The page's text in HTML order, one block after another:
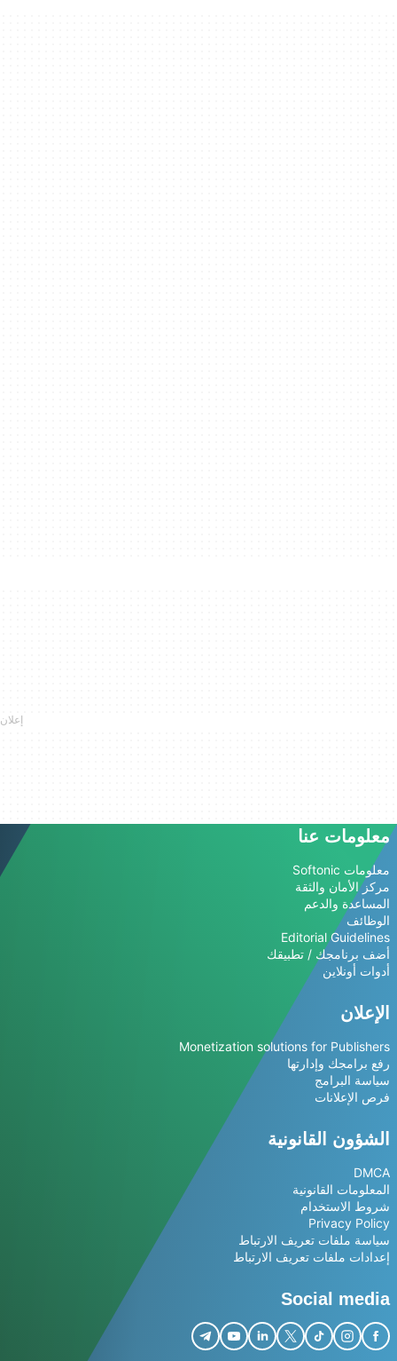
معلومات عنا
معلومات Softonic
مركز الأمان والثقة
المساعدة والدعم
الوظائف
Editorial Guidelines
أضف برنامجك / تطبيقك
أدوات أونلاين
الإعلان
Monetization solutions for Publishers
رفع برامجك وإدارتها
سياسة البرامج
فرص الإعلانات
الشؤون القانونية
DMCA
المعلومات القانونية
شروط الاستخدام
Privacy Policy
سياسة ملفات تعريف الارتباط
إعدادات ملفات تعريف الارتباط
Social media